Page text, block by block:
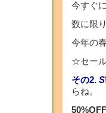
今すぐ
数に限
今年の
☆セー
その2.
らね。
50%OFF